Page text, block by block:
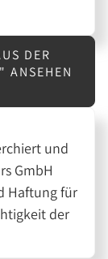
DER
ANSEHEN
und
GmbH
Haftung für
der